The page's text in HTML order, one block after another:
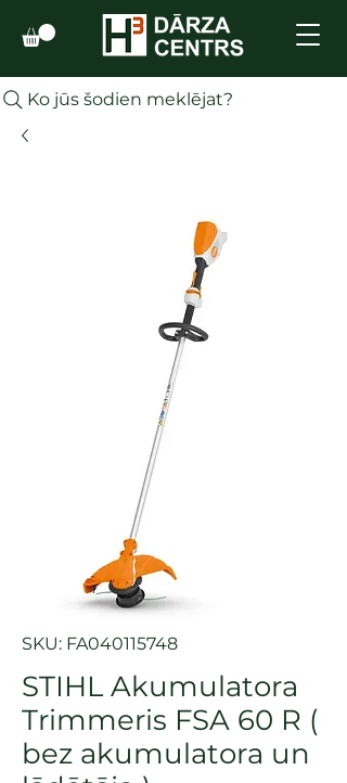
Ko jūs šodien meklējat?
SKU: FA040115748
STIHL Akumulatora
Trimmeris FSA 60 R (
bez akumulatora un